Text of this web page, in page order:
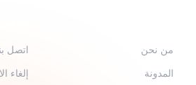
من نحن
المدونة
اتصل
إلغاء